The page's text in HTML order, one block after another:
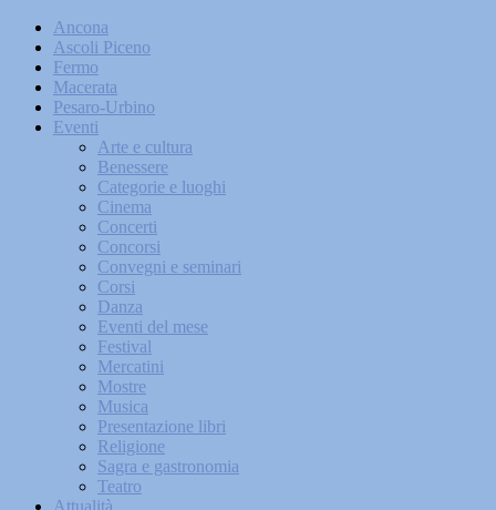
Ancona
Ascoli Piceno
Fermo
Macerata
Pesaro-Urbino
Eventi
Arte e cultura
Benessere
Categorie e luoghi
Cinema
Concerti
Concorsi
Convegni e seminari
Corsi
Danza
Eventi del mese
Festival
Mercatini
Mostre
Musica
Presentazione libri
Religione
Sagra e gastronomia
Teatro
Attualità